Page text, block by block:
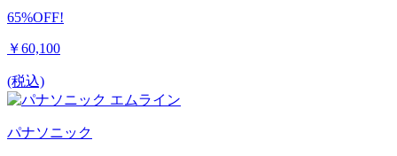
65%OFF!
￥60,100
(税込)
パナソニック